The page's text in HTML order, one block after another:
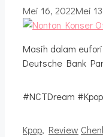
Mei 16, 2022Mei
Masih dalam
Deutsche Bank
#NCTDream #Kpop
Kategori
Kpop, Review Tag